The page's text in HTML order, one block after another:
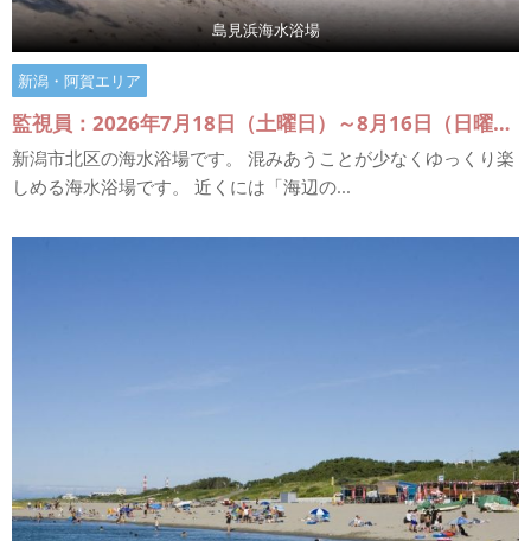
島見浜海水浴場
新潟・阿賀エリア
監視員：2026年7月18日（土曜日）～8月16日（日曜日）
新潟市北区の海水浴場です。 混みあうことが少なくゆっくり楽
しめる海水浴場です。 近くには「海辺の...